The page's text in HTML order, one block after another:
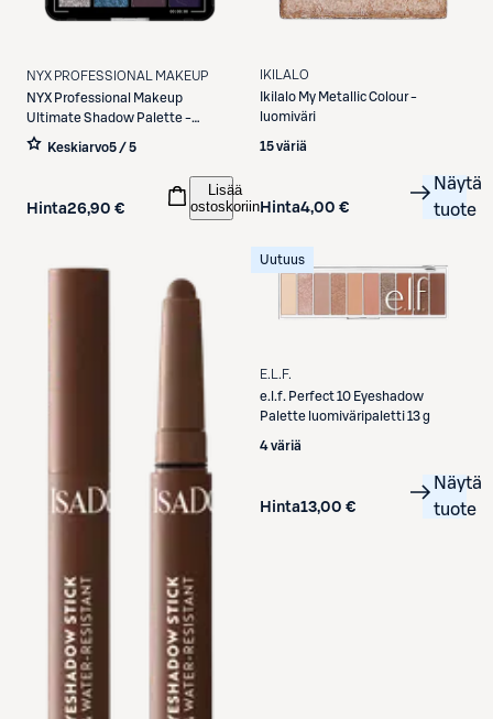
NYX PROFESSIONAL MAKEUP
NYX Professional Makeup
Ultimate Shadow Palette -
luomiväripaletti 01W Vintage
Jean Baby 13,28 g
Keskiarvo5 / 5
Hinta26,90 €
Lisää
ostoskoriin
IKILALO
Ikilalo My Metallic Colour -
luomiväri
15 väriä
Hinta4,00 €
Näytä
tuote
Uutuus
E.L.F.
e.l.f. Perfect 10 Eyeshadow
Palette luomiväripaletti 13 g
4 väriä
Hinta13,00 €
Näytä
tuote